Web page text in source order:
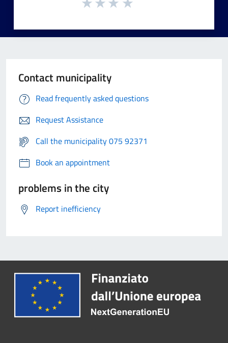
Contact municipality
Read frequently asked questions
Request Assistance
Call the municipality 075 92371
Book an appointment
problems in the city
Report inefficiency